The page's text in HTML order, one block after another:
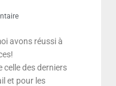
avons réussi à
celle des derniers
et pour les